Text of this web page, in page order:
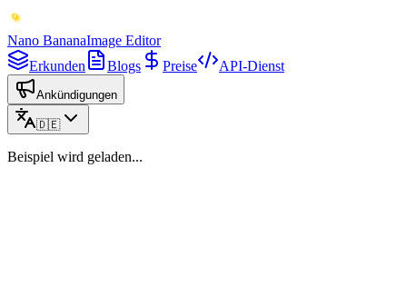
Nano BananaImage Editor
Erkunden
Blogs Preise API-Dienst
Ankündigungen
🇩🇪
Beispiel wird geladen...